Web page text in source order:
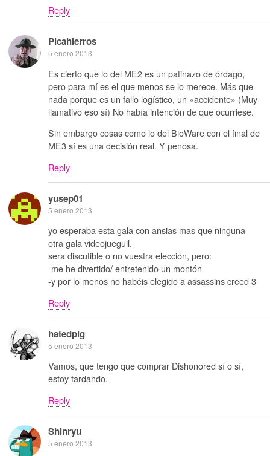
Reply
Picahierros
5 enero 2013
Es cierto que lo del ME2 es un patinazo de órdago,
pero para mí es el que menos se lo merece. Más que
nada porque es un fallo logístico, un «accidente» (Muy
llamativo eso sí) No había intención de que ocurriese.
Sin embargo cosas como lo del BioWare con el final de
ME3 sí es una decisión real. Y penosa.
Reply
yusep01
5 enero 2013
yo esperaba esta gala con ansias mas que ninguna
otra gala videojueguil.
sera discutible o no vuestra elección, pero:
-me he divertido/ entretenido un montón
-y por lo menos no habéis elegido a assassins creed 3
Reply
hatedpig
5 enero 2013
Vamos, que tengo que comprar Dishonored sí o sí,
estoy tardando.
Reply
Shinryu
5 enero 2013